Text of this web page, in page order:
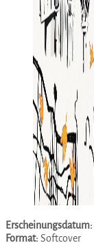
Erscheinungsdatum:
Format: Softcover